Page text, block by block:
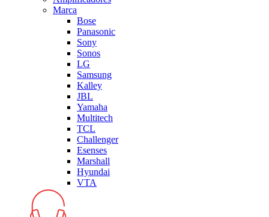
Marca
Bose
Panasonic
Sony
Sonos
LG
Samsung
Kalley
JBL
Yamaha
Multitech
TCL
Challenger
Esenses
Marshall
Hyundai
VTA